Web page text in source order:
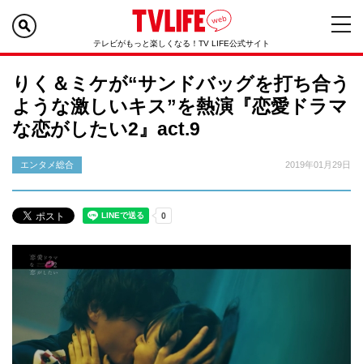
テレビがもっと楽しくなる！TV LIFE公式サイト
りく＆ミケが“サンドバッグを打ち合う
ような激しいキス”を熱演『恋愛ドラマ
な恋がしたい2』act.9
エンタメ総合 2019年01月29日